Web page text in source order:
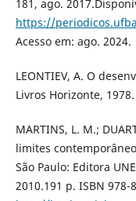
181, ago.
https://
Acesso em: ago. 2024.
LEONTIEV, A. O
Livros Horizonte, 1978.
MARTINS, L. M.;
limites
São Paulo: Editora
2010.191 p. ISBN